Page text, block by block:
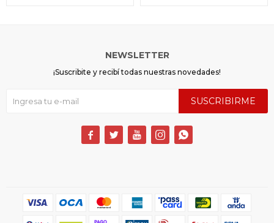
NEWSLETTER
¡Suscribite y recibí todas nuestras novedades!
SUSCRIBIRME
    